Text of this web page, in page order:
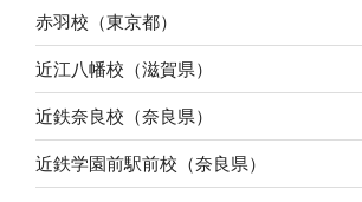
赤羽校（東京都）
近江八幡校（滋賀県）
近鉄奈良校（奈良県）
近鉄学園前駅前校（奈良県）